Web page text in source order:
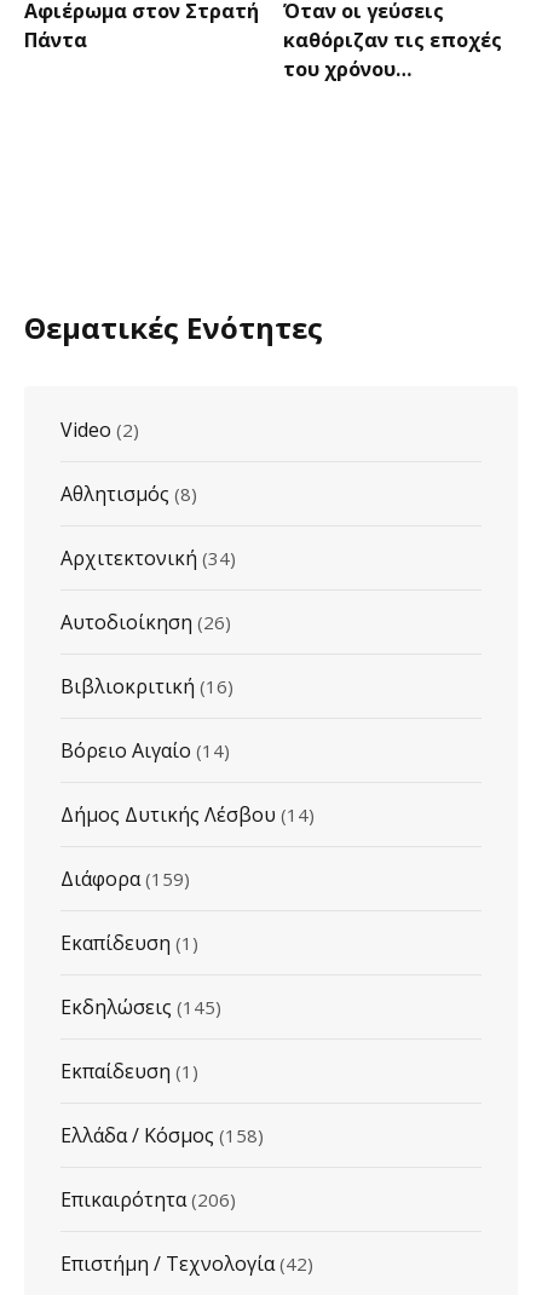
Αφιέρωμα στον Στρατή
Πάντα
Όταν οι γεύσεις
καθόριζαν τις εποχές
του χρόνου…
Θεματικές Ενότητες
Video (2)
Αθλητισμός (8)
Αρχιτεκτονική (34)
Αυτοδιοίκηση (26)
Βιβλιοκριτική (16)
Βόρειο Αιγαίο (14)
Δήμος Δυτικής Λέσβου (14)
Διάφορα(159)
Εκαπίδευση (1)
Εκδηλώσεις (145)
Εκπαίδευση (1)
Ελλάδα / Κόσμος (158)
Επικαιρότητα(206)
Επιστήμη / Τεχνολογία(42)